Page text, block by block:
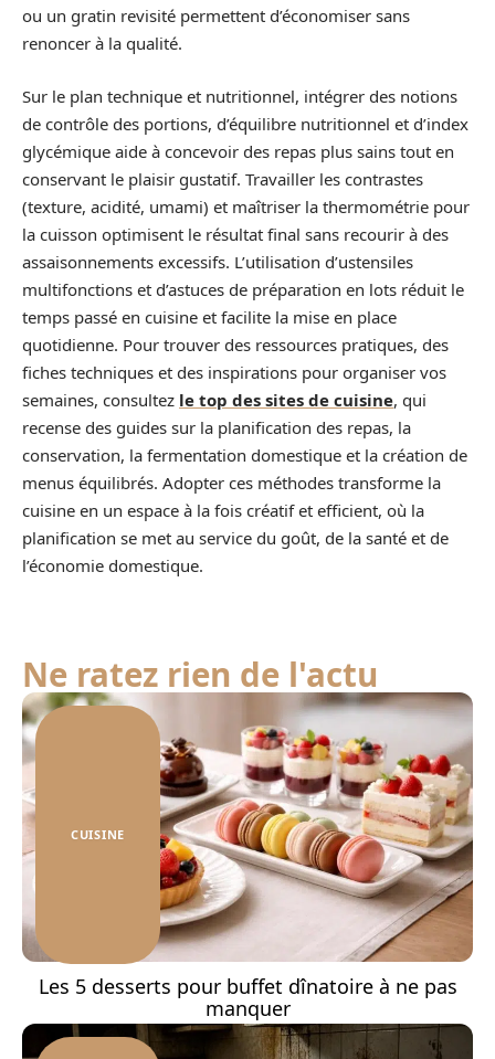
ou un gratin revisité permettent d’économiser sans
renoncer à la qualité.
Sur le plan technique et nutritionnel, intégrer des notions
de contrôle des portions, d’équilibre nutritionnel et d’index
glycémique aide à concevoir des repas plus sains tout en
conservant le plaisir gustatif. Travailler les contrastes
(texture, acidité, umami) et maîtriser la thermométrie pour
la cuisson optimisent le résultat final sans recourir à des
assaisonnements excessifs. L’utilisation d’ustensiles
multifonctions et d’astuces de préparation en lots réduit le
temps passé en cuisine et facilite la mise en place
quotidienne. Pour trouver des ressources pratiques, des
fiches techniques et des inspirations pour organiser vos
semaines, consultez le top des sites de cuisine, qui
recense des guides sur la planification des repas, la
conservation, la fermentation domestique et la création de
menus équilibrés. Adopter ces méthodes transforme la
cuisine en un espace à la fois créatif et efficient, où la
planification se met au service du goût, de la santé et de
l’économie domestique.
Ne ratez rien de l'actu
CUISINE
Les 5 desserts pour buffet dînatoire à ne pas
manquer